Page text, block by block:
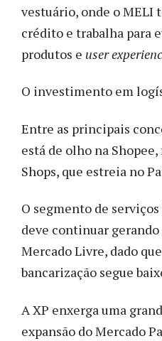
vestuário, onde o MELI
crédito e trabalha para
produtos e user
O investimento em
Entre as principais
está de olho na
Shops, que estreia no
O segmento de
deve continuar
Mercado Livre, dado
bancarização segue
A XP enxerga uma
expansão do Mercado